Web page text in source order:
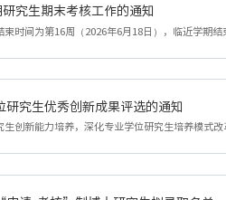
究生期末考核工作的通知
究生优秀创新成果评选的通知